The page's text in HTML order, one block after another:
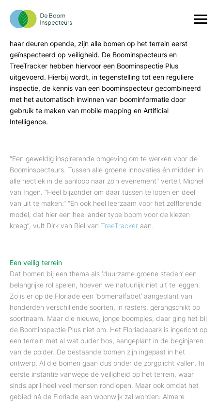
Boominspectie Plus op de Floriade
De Floriade Expo in Almere is in volle gang. Maar voordat
haar deuren opende, zijn alle bomen op het terrein eerst
geïnspecteerd op veiligheid. De Boominspecteurs en
TreeTracker hebben hiervoor een Boominspectie Plus
uitgevoerd. Hierbij wordt, in tegenstelling tot een reguliere
inspectie, de kennis van een boominspecteur gecombineerd
met het automatisch inwinnen van boominformatie door
gebruik te maken van mobile mapping en Artificial
Intelligence.
“Een geweldig inspirerende omgeving om te werken voor de
Boominspecteurs. Tussen alle groene innovaties én midden in
alle hectiek in de aanloop naar zo’n evenement” vertelt Michel
van Ingen. “Heel bijzonder om daar tussen te lopen en deel
van uit te maken.” “En ook heel leerzaam voor het zelflerende
model, dat hier een heel ander type boom voor de kiezen
kreeg”, vult Dirk van Riel van TreeTracker aan.
Een veilig terrein
Dat bomen bij een thema als ‘duurzame groene steden’ een
belangrijke rol spelen, hoeven we natuurlijk niet uit te leggen.
Zo is er op de Floriade een ‘bomenalfabet’ aangeplant van
honderden verschillende soorten, in rasters, gerangschikt op
soortnaam. Maar die nieuwe, jonge boompjes, daar ging het bij
de Boominspectie Plus niet om. Het Floriadepark is ingericht op
een terrein met al wat ouder bos, aangeplant in de beginjaren
van de polder. De bestaande bomen zijn ingepast in het
ontwerp. Al die bomen gaan dus onder de zorgplicht vallen. In
eerste instantie vanwege de veiligheid op het terrein, waar
sinds april heel veel mensen rondlopen. Maar ook omdat het
gebied ná de Floriade een woonwijk zal worden: Almere